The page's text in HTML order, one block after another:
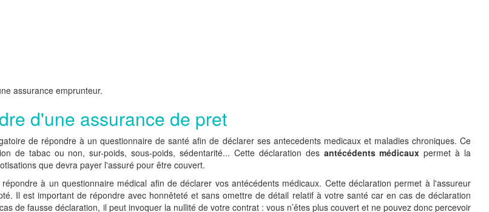
assurance emprunteur.
d'une assurance de pret
de répondre à un questionnaire de santé afin de déclarer ses antecedents medicaux et maladies chroniques. Ce
de tabac ou non, sur-poids, sous-poids, sédentarité... Cette déclaration des antécédents médicaux permet à la
que devra payer l'assuré pour être couvert.
à un questionnaire médical afin de déclarer vos antécédents médicaux. Cette déclaration permet à l'assureur
Il est important de répondre avec honnêteté et sans omettre de détail relatif à votre santé car en cas de déclaration
de fausse déclaration, il peut invoquer la nullité de votre contrat : vous n’êtes plus couvert et ne pouvez donc percevoir